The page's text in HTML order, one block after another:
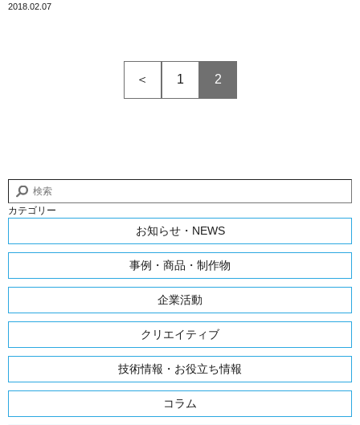
2018.02.07
＜ 1 2
カテゴリー
お知らせ・NEWS
事例・商品・制作物
企業活動
クリエイティブ
技術情報・お役立ち情報
コラム